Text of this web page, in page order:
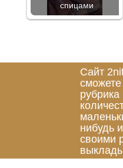
спицами
Сайт
нибудь
своими